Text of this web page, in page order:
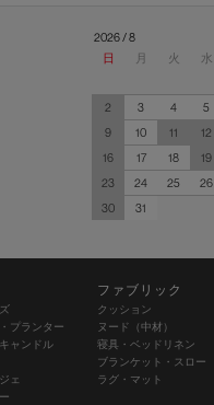
2026 / 8
日
月 火 水
2
3 4 5
9
10 11 12
16
17 18 19
23
24 25 26
30
31
プランター
ャンドル
ェ
ファブリック
クッション
ヌード（中材）
寝具・ベッドリネン
ブランケット・スロー
ラグ・マット